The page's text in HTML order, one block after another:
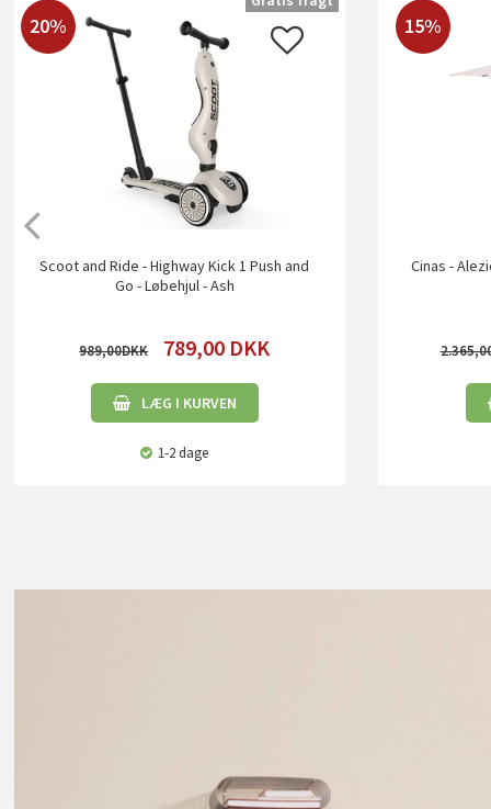
20%
Scoot and Ride - Highway Kick 1 Push and
Go - Løbehjul - Ash
989,00 789,00 DKK
LÆG I KURVEN
1-2 dage
15%
Cinas -